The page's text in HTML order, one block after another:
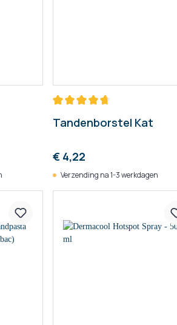
Tandenborstel Kat
€ 4,22
Verzending na 1-3 werkdagen